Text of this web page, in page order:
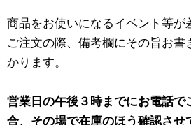
商品をお使いになるイベント等が
ご注文の際、備考欄にその旨お書
かります。
営業日の午後３時までにお電話で
合、その場で在庫のほう確認させ